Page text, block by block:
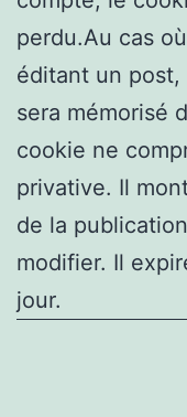
perdu.Au cas
éditant un
sera mémorisé
cookie ne
privative. Il
de la
modifier. Il
jour.